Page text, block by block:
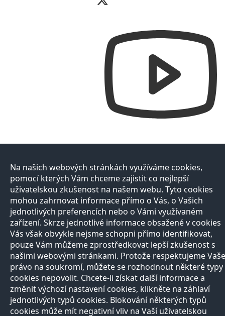
Na našich webových stránkách využíváme cookies,
pomocí kterých Vám chceme zajistit co nejlepší
uživatelskou zkušenost na našem webu. Tyto cookies
mohou zahrnovat informace přímo o Vás, o Vašich
jednotlivých preferencích nebo o Vámi využívaném
zařízení. Skrze jednotlivé informace obsažené v cookies
Vás však obvykle nejsme schopni přímo identifikovat,
pouze Vám můžeme zprostředkovat lepší zkušenost s
našimi webovými stránkami. Protože respektujeme Vaše
právo na soukromí, můžete se rozhodnout některé typy
cookies nepovolit. Chcete-li získat další informace a
změnit výchozí nastavení cookies, klikněte na záhlaví
jednotlivých typů cookies. Blokování některých typů
cookies může mít negativní vliv na Vaší uživatelskou